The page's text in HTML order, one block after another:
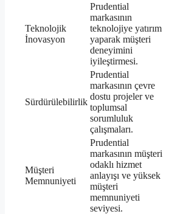
Teknolojik
İnovasyon
Prudential
markasının
teknolojiye yatırım
yaparak müşteri
deneyimini
iyileştirmesi.
Sürdürülebilirlik
Prudential
markasının çevre
dostu projeler ve
toplumsal
sorumluluk
çalışmaları.
Müşteri
Memnuniyeti
Prudential
markasının müşteri
odaklı hizmet
anlayışı ve yüksek
müşteri
memnuniyeti
seviyesi.